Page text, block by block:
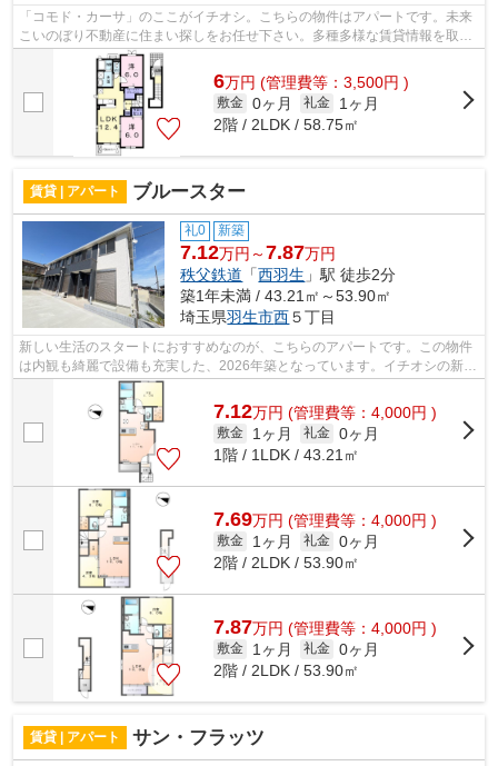
「コモド・カーサ」のここがイチオシ。こちらの物件はアパートです。未来
こいのぼり不動産に住まい探しをお任せ下さい。多種多様な賃貸情報を取り
扱っておりますので、まずは0480-53-7...
6万円 (管理費等：3,500円 )
敷金 0ヶ月 礼金
1ヶ月
2階 / 2LDK / 58.75㎡
賃貸 | アパート ブルースター
礼0 新築
7.12万円～7.87万円
秩父鉄道 「西羽生 」駅 徒歩2分
築1年未満 / 43.21㎡～53.90㎡
埼玉県羽生市西５丁目
新しい生活のスタートにおすすめなのが、こちらのアパートです。この物件
は内観も綺麗で設備も充実した、2026年築となっています。イチオシの新築
物件で、快適な生活をおくりましょう...
7.12万円 (管理費等：4,000円 )
敷金 1ヶ月 礼金 0ヶ月
1階 / 1LDK / 43.21㎡
7.69万円 (管理費等：4,000円 )
敷金 1ヶ月 礼金 0ヶ月
2階 / 2LDK / 53.90㎡
7.87万円 (管理費等：4,000円 )
敷金 1ヶ月 礼金 0ヶ月
2階 / 2LDK / 53.90㎡
賃貸 | アパート サン・フラッツ